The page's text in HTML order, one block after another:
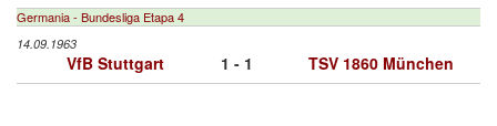
Germania - Bundesliga Etapa 4
14.09.1963
VfB Stuttgart 1 - 1 TSV 1860 München